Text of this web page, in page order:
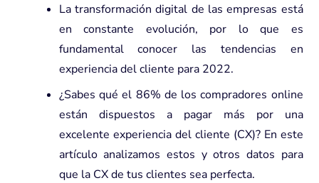
La transformación digital de las empresas está
en constante evolución, por lo que es
fundamental conocer las tendencias en
experiencia del cliente para 2022.
¿Sabes qué el 86% de los compradores online
están dispuestos a pagar más por una
excelente experiencia del cliente (CX)? En este
artículo analizamos estos y otros datos para
que la CX de tus clientes sea perfecta.